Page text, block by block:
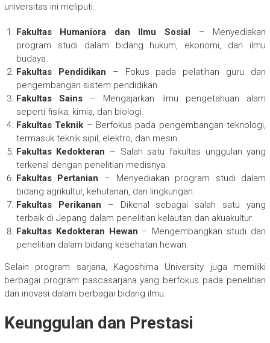
universitas ini meliputi:
Fakultas Humaniora dan Ilmu Sosial – Menyediakan
program studi dalam bidang hukum, ekonomi, dan ilmu
budaya.
Fakultas Pendidikan – Fokus pada pelatihan guru dan
pengembangan sistem pendidikan.
Fakultas Sains– Mengajarkan ilmu pengetahuan alam
seperti fisika, kimia, dan biologi.
Fakultas Teknik – Berfokus pada pengembangan teknologi,
termasuk teknik sipil, elektro, dan mesin.
Fakultas Kedokteran – Salah satu fakultas unggulan yang
terkenal dengan penelitian medisnya.
Fakultas Pertanian – Menyediakan program studi dalam
bidang agrikultur, kehutanan, dan lingkungan.
Fakultas Perikanan – Dikenal sebagai salah satu yang
terbaik di Jepang dalam penelitian kelautan dan akuakultur.
Fakultas Kedokteran Hewan – Mengembangkan studi dan
penelitian dalam bidang kesehatan hewan.
Selain program sarjana, Kagoshima University juga memiliki
berbagai program pascasarjana yang berfokus pada penelitian
dan inovasi dalam berbagai bidang ilmu.
Keunggulan dan Prestasi